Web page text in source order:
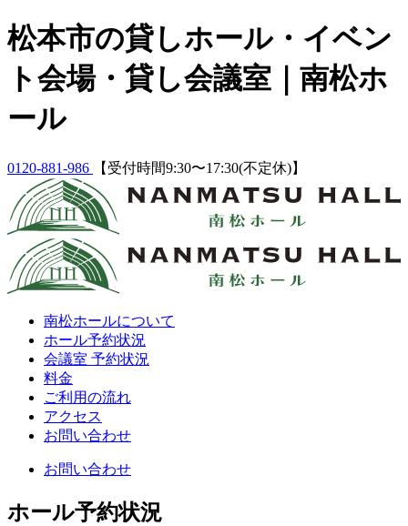
Skip
to
松本市の貸しホール・イベン
ト会場・貸し会議室｜南松ホ
ール
0120-881-986 【受付時間9:30〜17:30(不定休)】
南松ホールについて
ホール予約状況
会議室 予約状況
料金
ご利用の流れ
アクセス
お問い合わせ
お問い合わせ
ホール予約状況